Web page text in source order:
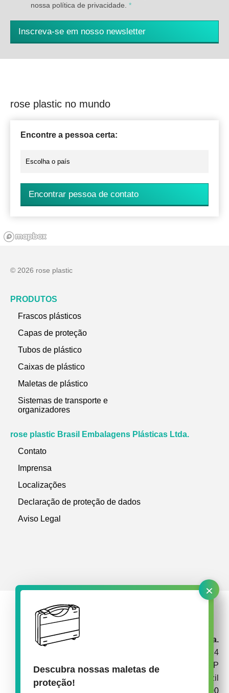
×
Descubra nossas maletas de
proteção!
nossa política de privacidade. *
Inscreva-se em nosso newsletter
rose plastic no mundo
Encontre a pessoa certa:
Encontrar pessoa de contato
rose plastic Brasil Embalagens Plásticas Ltda.
Av. Garabed Gananiam 514
CEP 18087-340 Sorocaba SP
Brazil
+55 15 3238 1900
© 2026 rose plastic
PRODUTOS
Frascos plásticos
Capas de proteção
Tubos de plástico
Caixas de plástico
Maletas de plástico
Sistemas de transporte e
organizadores
rose plastic Brasil Embalagens Plásticas Ltda.
Contato
Imprensa
Localizações
Declaração de proteção de dados
Aviso Legal